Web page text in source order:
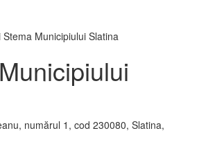
numărul 1, cod 230080, Slatina,